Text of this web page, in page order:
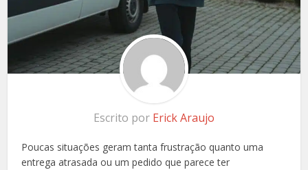
Escrito por Erick Araujo
Poucas situações geram tanta frustração quanto uma
entrega atrasada ou um pedido que parece ter